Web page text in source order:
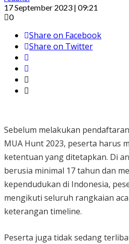
17 September 2023 | 09:21
0
Share on Facebook
Share on Twitter
Sebelum melakukan
MUA Hunt 2023, peserta harus
ketentuan yang ditetapkan. Di
berusia minimal 17 tahun dan
kependudukan di Indonesia,
mengikuti seluruh rangkaian
keterangan timeline.
Peserta juga tidak sedang